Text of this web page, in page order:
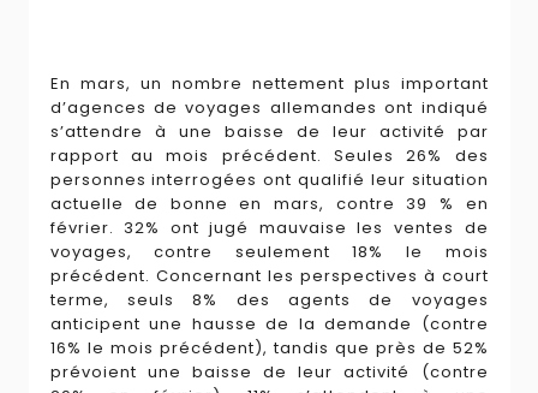
En mars, un nombre nettement plus important
d’agences de voyages allemandes ont indiqué
s’attendre à une baisse de leur activité par
rapport au mois précédent. Seules 26% des
personnes interrogées ont qualifié leur situation
actuelle de bonne en mars, contre 39 % en
février. 32% ont jugé mauvaise les ventes de
voyages, contre seulement 18% le mois
précédent. Concernant les perspectives à court
terme, seuls 8% des agents de voyages
anticipent une hausse de la demande (contre
16% le mois précédent), tandis que près de 52%
prévoient une baisse de leur activité (contre